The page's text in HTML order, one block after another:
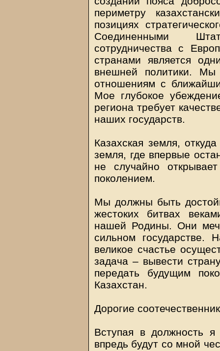
периметру
позициях
Соединенными
сотрудничества с
странами является
внешней политики.
отношениям с
Мое глубокое
региона требует
наших государств.
Казахская земля,
земля, где впервые
не случайно
поколением.
Мы должны быть
жестоких битвах
нашей Родины. Они
сильном государстве.
великое счастье
задача – вывести
передать будущим
Казахстан.
Дорогие
Вступая в должность
впредь будут со мной